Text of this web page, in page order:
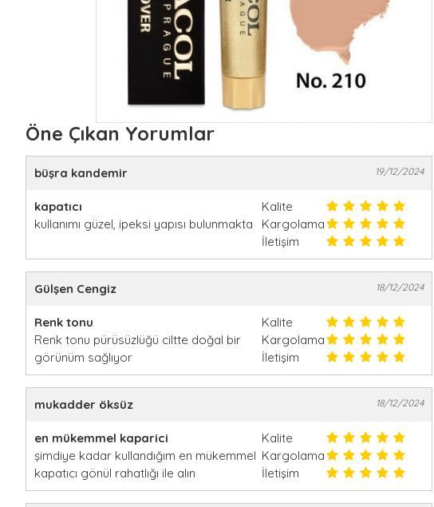
Öne Çıkan Yorumlar
büşra kandemir 19/12/2024
kapatıcı
kullanımı güzel, ipeksi yapısı bulunmakta
Kalite
Kargolama
İletişim
Gülşen Cengiz 18/12/2024
Renk tonu
Renk tonu pürüsüzlüğü ciltte doğal bir
görünüm sağlıyor
Kalite
Kargolama
İletişim
mukadder öksüz 18/12/2024
en mükemmel kaparici
şimdiye kadar kullandığım en mükemmel
kapatıcı gönül rahatlığı ile alın
Kalite
Kargolama
İletişim